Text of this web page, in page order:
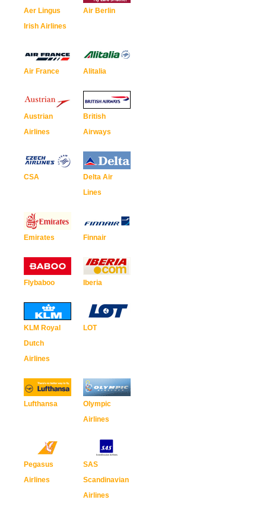
Aer Lingus
Irish Airlines
Air Berlin
Air France Alitalia
Austrian
Airlines
British
Airways
CSA
Delta Air
Lines
Emirates Finnair
Flybaboo Iberia
KLM Royal
Dutch
Airlines
LOT
Lufthansa
Olympic
Airlines
Pegasus
Airlines
SAS
Scandinavian
Airlines